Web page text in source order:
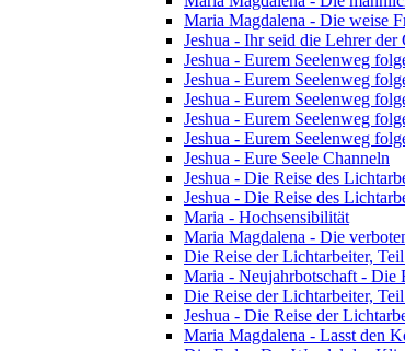
Maria Magdalena - Die weise
Jeshua - Ihr seid die Lehrer der
Jeshua - Eurem Seelenweg
Jeshua - Eurem Seelenweg
Jeshua - Eurem Seelenweg
Jeshua - Eurem Seelenweg
Jeshua - Eurem Seelenweg
Jeshua - Eure Seele Channeln
Jeshua - Die Reise des
Jeshua - Die Reise des
Maria - Hochsensibilität
Maria Magdalena - Die
Die Reise der Lichtarbeiter,
Maria - Neujahrbotschaft - Die
Die Reise der Lichtarbeiter,
Jeshua - Die Reise der
Maria Magdalena - Lasst den